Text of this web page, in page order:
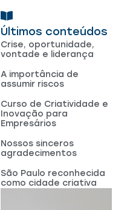
Últimos conteúdos
Crise, oportunidade,
vontade e liderança
A importância de
assumir riscos
Curso de Criatividade e
Inovação para
Empresários
Nossos sinceros
agradecimentos
São Paulo reconhecida
como cidade criativa